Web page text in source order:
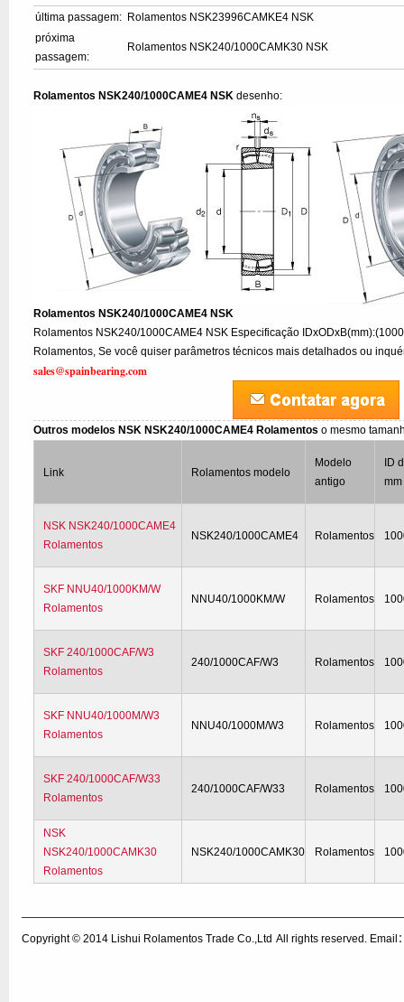
última passagem: Rolamentos NSK23996CAMKE4 NSK
próxima
passagem:
Rolamentos NSK240/1000CAMK30 NSK
Rolamentos NSK240/1000CAME4 NSK desenho:
Rolamentos NSK240/1000CAME4 NSK
Rolamentos NSK240/1000CAME4 NSK Especificação
Rolamentos, Se você quiser parâmetros técnicos mais detalhados ou
sales@spainbearing.com
Outros modelos NSK NSK240/1000CAME4 Rolamentoso mesmo
Link Rolamentos modelo
Modelo
antigo
ID
mm
NSK NSK240/1000CAME4
Rolamentos
NSK240/1000CAME4 Rolamentos
SKF NNU40/1000KM/W
Rolamentos
NNU40/1000KM/W Rolamentos
SKF 240/1000CAF/W3
Rolamentos
240/1000CAF/W3 Rolamentos
SKF NNU40/1000M/W3
Rolamentos
NNU40/1000M/W3 Rolamentos
SKF 240/1000CAF/W33
Rolamentos
240/1000CAF/W33 Rolamentos
NSK
NSK240/1000CAMK30
Rolamentos
NSK240/1000CAMK30 Rolamentos
Copyright © 2014 Lishui Rolamentos Trade Co.,Ltd All rights reserved. Email